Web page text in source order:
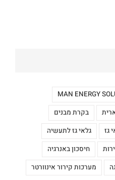
MAN ENERGY
בקרת מבנים
גז
גלאי גז לתעשיה
חיסכון באנרגיה
מערכות קירור אינוורטר